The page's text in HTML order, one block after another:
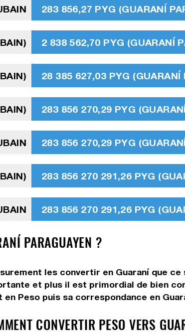
283 856,27 PYG (GUARANÍ
2 838 562,70 PYG (GUARANÍ
28 385 627,03 PYG (GUARANÍ
283 856 270,29 PYG
283 856 270,29 PYG
283 856 270 291,26 PYG
283 856 270 291,26 PYG
PARAGUAYEN ?
les convertir en Guaraní que
et plus il est primordial de bien
Peso puis sa correspondance en
CONVERTIR PESO VERS